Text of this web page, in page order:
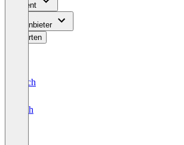
Content
Für Anbieter
Bewerten
Deutsch
English